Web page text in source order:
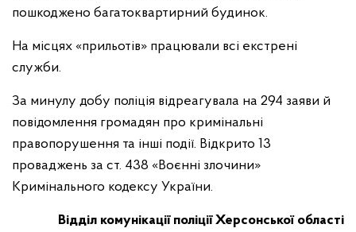
пошкоджено багатоквартирний будинок.
На місцях «прильотів» працювали всі екстрені
служби.
За минулу добу поліція відреагувала на 294 заяви й
повідомлення громадян про кримінальні
правопорушення та інші події. Відкрито 13
проваджень за ст. 438 «Воєнні злочини»
Кримінального кодексу України.
Відділ комунікації поліції Херсонської області